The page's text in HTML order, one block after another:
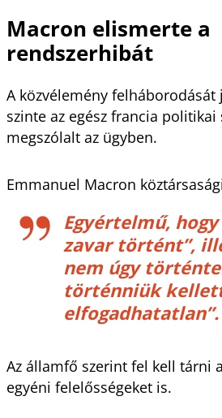
Macron elismerte a
rendszerhibát
A közvélemény
szinte az egész francia
megszólalt az ügyben.
Emmanuel Macron
Egyértelmű,
zavar történt”,
nem úgy
történniük
elfogadhatatlan”.
Az államfő szerint fel kell tárni
egyéni felelősségeket is.